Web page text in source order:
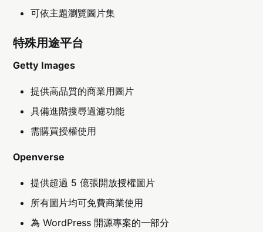
可依主題瀏覽圖片集
特殊用途平台
Getty Images
提供高品質的商業用圖片
具備進階搜尋過濾功能
需購買授權使用
Openverse
提供超過 5 億張開放授權圖片
所有圖片均可免費商業使用
為 WordPress 開源專案的一部分